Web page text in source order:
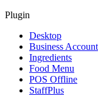
Plugin
Desktop
Business Account
Ingredients
Food Menu
POS Offline
StaffPlus